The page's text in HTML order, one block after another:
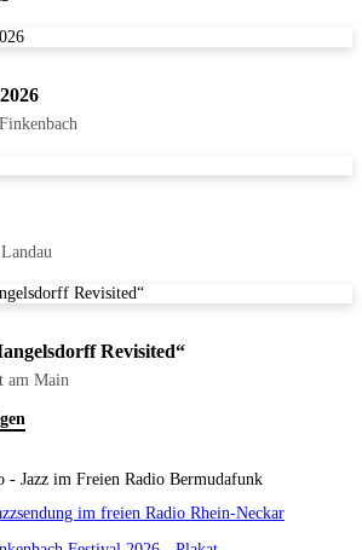
Revisited“
am Main
im freien Radio Rhein-Neckar